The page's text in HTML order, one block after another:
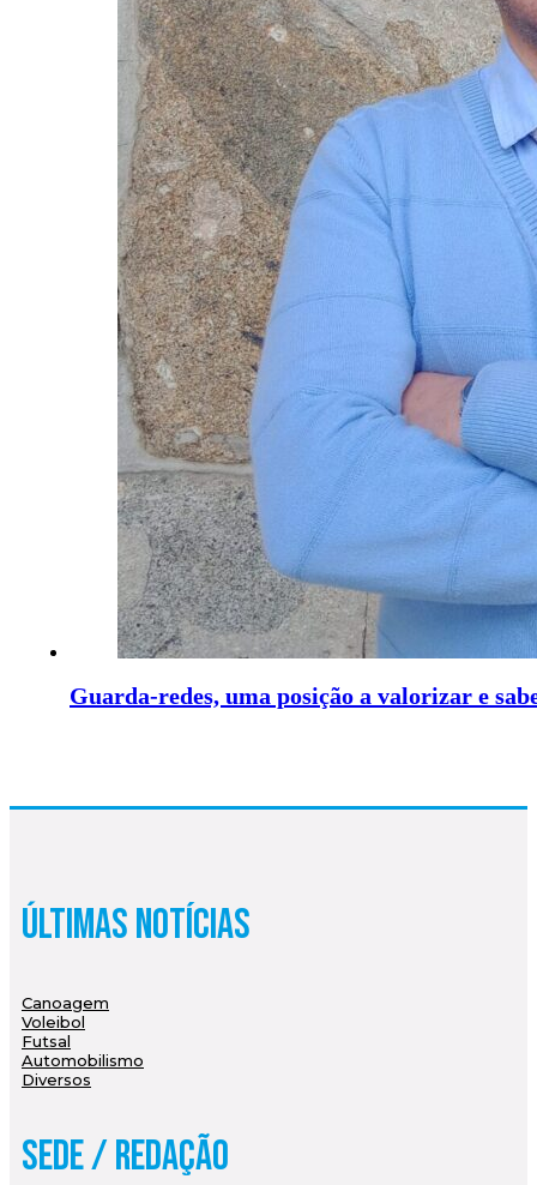
Guarda-redes, uma posição a valorizar e
Últimas Notícias
Canoagem
Voleibol
Futsal
Automobilismo
Diversos
Sede / Redação